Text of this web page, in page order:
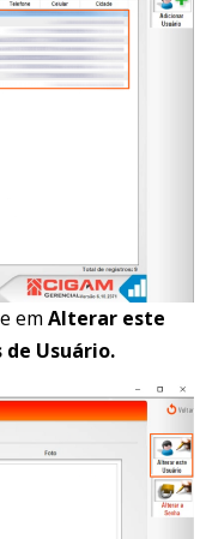
em Alterar este
Usuário.